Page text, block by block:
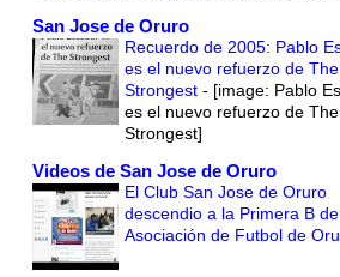
San Jose de Oruro
Recuerdo de 2005: Pablo
es el nuevo refuerzo de The
Strongest - [image: Pablo
es el nuevo refuerzo de The
Strongest]
Videos de San Jose de Oruro
El Club San Jose de Oruro
descendio a la Primera B
Asociación de Futbol de